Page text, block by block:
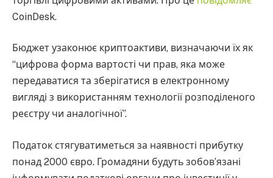
CoinDesk.
Бюджет узаконює криптоактиви, визначаючи їх як
“цифрова форма вартості чи прав, яка може
передаватися та зберігатися в електронному
вигляді з використанням технології розподіленого
реєстру чи аналогічної”.
Податок стягуватиметься за наявності прибутку
понад 2000 євро. Громадяни будуть зобов’язані